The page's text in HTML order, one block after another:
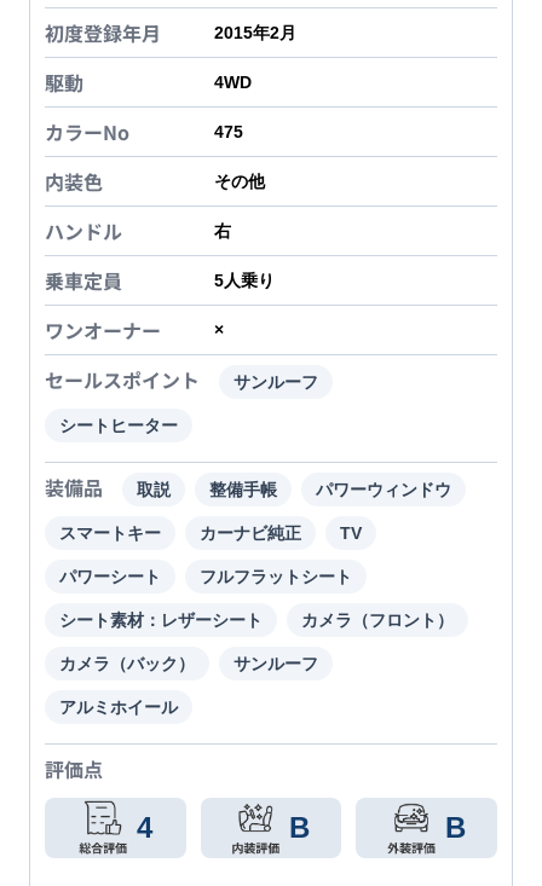
初度登録年月 2015年2月
駆動 4WD
カラーNo 475
内装色 その他
ハンドル 右
乗車定員 5人乗り
ワンオーナー ×
セールスポイント サンルーフ
シートヒーター
装備品 取説 整備手帳 パワーウィンドウ
スマートキー カーナビ純正 TV
パワーシート フルフラットシート
シート素材：レザーシート カメラ（フロント）
カメラ（バック） サンルーフ
アルミホイール
評価点
4 B B